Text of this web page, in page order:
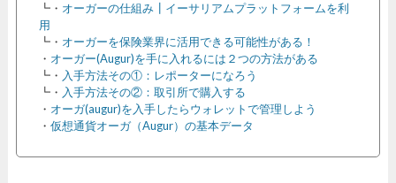
┗・ オーガーの仕組み┃イーサリアムプラットフォームを利
用
┗・ オーガーを保険業界に活用できる可能性がある！
・ オーガー(Augur)を手に入れるには２つの方法がある
┗・ 入手方法その①：レポーターになろう
┗・ 入手方法その②：取引所で購入する
・ オーガ(augur)を入手したらウォレットで管理しよう
・ 仮想通貨オーガ（Augur）の基本データ